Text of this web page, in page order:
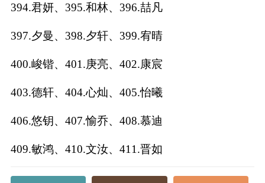
394.君妍、395.和林、396.喆凡
397.夕曼、398.夕轩、399.宥晴
400.峻锴、401.庚亮、402.康宸
403.德轩、404.心灿、405.怡曦
406.悠钥、407.愉乔、408.慕迪
409.敏鸿、410.文汝、411.晋如